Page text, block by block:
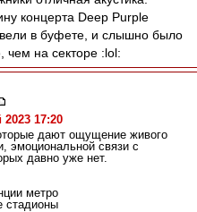
концерта Deep Purple
в буфете, и слышно было
чем на секторе :lol:
2023 17:20
дают ощущение живого
эмоциональной связи с
давно уже нет.
метро
стадионы